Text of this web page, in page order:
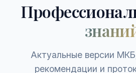
Актуальные версии
рекомендации и